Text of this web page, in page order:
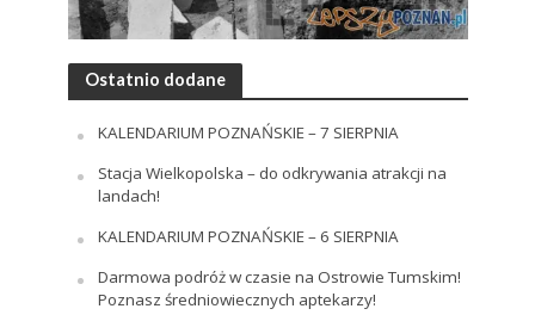
Ostatnio dodane
KALENDARIUM POZNAŃSKIE – 7 SIERPNIA
Stacja Wielkopolska – do odkrywania atrakcji na
landach!
KALENDARIUM POZNAŃSKIE – 6 SIERPNIA
Darmowa podróż w czasie na Ostrowie Tumskim!
Poznasz średniowiecznych aptekarzy!